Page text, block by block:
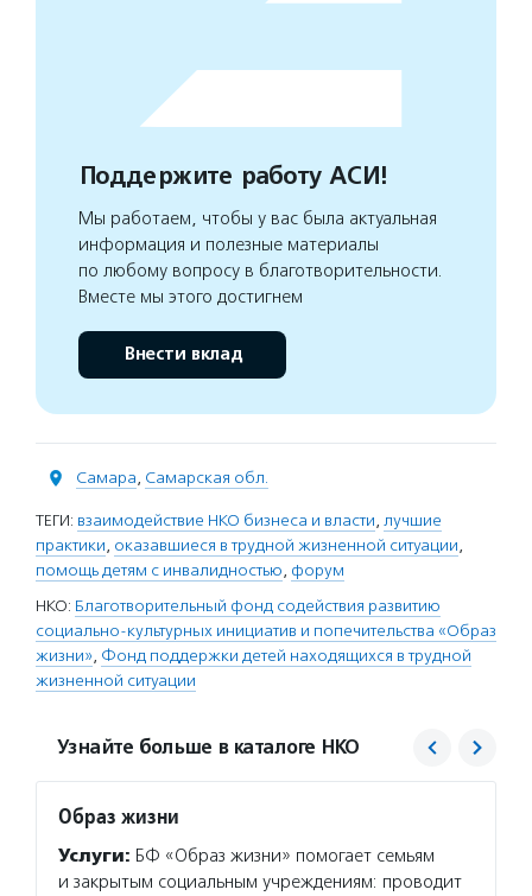
Поддержите работу АСИ!
Мы работаем, чтобы у вас была актуальная
информация и полезные материалы
по любому вопросу в благотворительности.
Вместе мы этого достигнем
Внести вклад
Самара, Самарская обл.
ТЕГИ: взаимодействие НКО бизнеса и власти, лучшие
практики, оказавшиеся в трудной жизненной ситуации,
помощь детям с инвалидностью, форум
НКО: Благотворительный фонд содействия развитию
социально-культурных инициатив и попечительства «Образ
жизни», Фонд поддержки детей находящихся в трудной
жизненной ситуации
Узнайте больше в каталоге НКО
Образ жизни
Услуги: БФ «Образ жизни» помогает семьям
и закрытым социальным учреждениям: проводит